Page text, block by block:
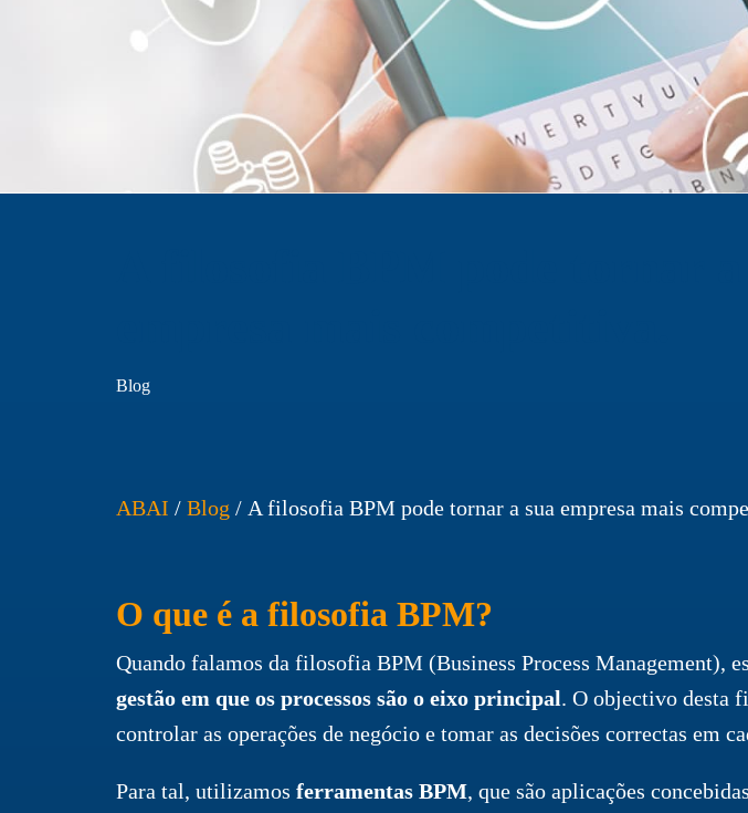
Blog
ABAI / Blog / A filosofia BPM pode tornar a sua empresa mais
O que é a filosofia BPM?
Quando falamos da filosofia BPM (Business Process Management),
gestão em que os processos são o eixo principal. O objectivo desta
controlar as operações de negócio e tomar as decisões correctas em
Para tal, utilizamos ferramentas BPM, que são aplicações